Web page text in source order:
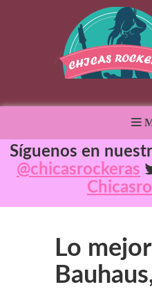
Síguenos en
@chicasrockeras
Lo